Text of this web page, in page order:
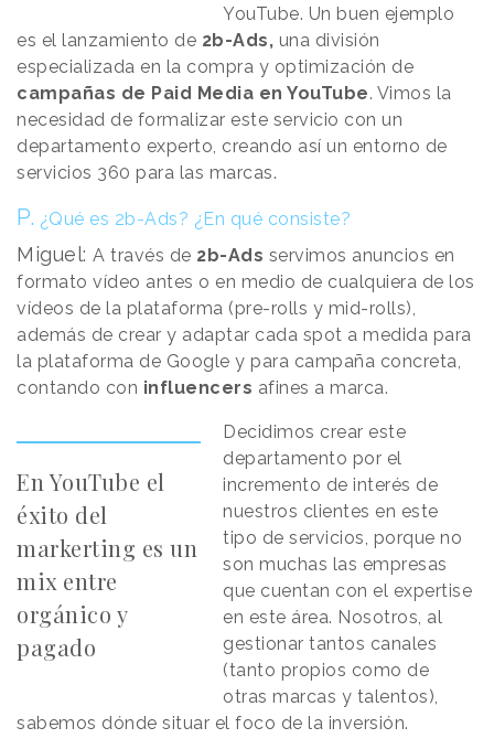
YouTube. Un buen ejemplo
es el lanzamiento de 2b-Ads, una división
especializada en la compra y optimización de
campañas de Paid Media en YouTube. Vimos la
necesidad de formalizar este servicio con un
departamento experto, creando así un entorno de
servicios 360 para las marcas.
P. ¿Qué es 2b-Ads? ¿En qué consiste?
Miguel: A través de 2b-Ads servimos anuncios en
formato vídeo antes o en medio de cualquiera de los
vídeos de la plataforma (pre-rolls y mid-rolls),
además de crear y adaptar cada spot a medida para
la plataforma de Google y para campaña concreta,
contando con influencers afines a marca.
En YouTube el
éxito del
markerting es un
mix entre
orgánico y
pagado
Decidimos crear este
departamento por el
incremento de interés de
nuestros clientes en este
tipo de servicios, porque no
son muchas las empresas
que cuentan con el expertise
en este área. Nosotros, al
gestionar tantos canales
(tanto propios como de
otras marcas y talentos),
sabemos dónde situar el foco de la inversión.